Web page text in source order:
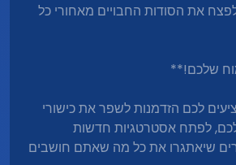
את הסודות החבויים מאחורי כל
שלכם!**
לכם הזדמנות לשפר את כישורי
לפתח אסטרטגיות חדשות
שיאתגרו את כל מה שאתם חושבים